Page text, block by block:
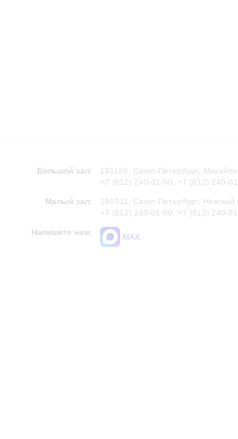
Большой зал:
191186, Санкт-Петербург,
+7 (812) 240-01-00, +7 (812) 240-
Малый зал:
191011, Санкт-Петербург, Невский
+7 (812) 240-01-00, +7 (812) 240-
Напишите нам:
MAX